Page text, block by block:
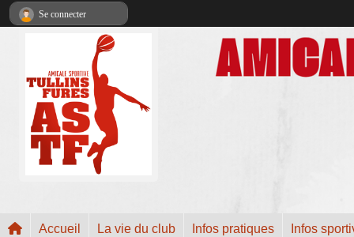
Accueil La vie du club Infos pratiques Infos
Se connecter
Panneau de gestion des cookies